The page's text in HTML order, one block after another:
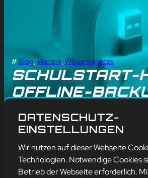
# Blog, Weitere, Wissenswertes
SCHULSTART-
OFFLINE-
NERVEN!
mehr erfahren
DATENSCHUTZ-
EINSTELLUNGEN
Wir nutzen auf dieser Webseite
Technologien. Notwendige Cookies
Betrieb der Webseite erforderlich.